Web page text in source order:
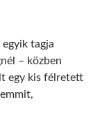
egyik tagja
– közben
egy kis félretett